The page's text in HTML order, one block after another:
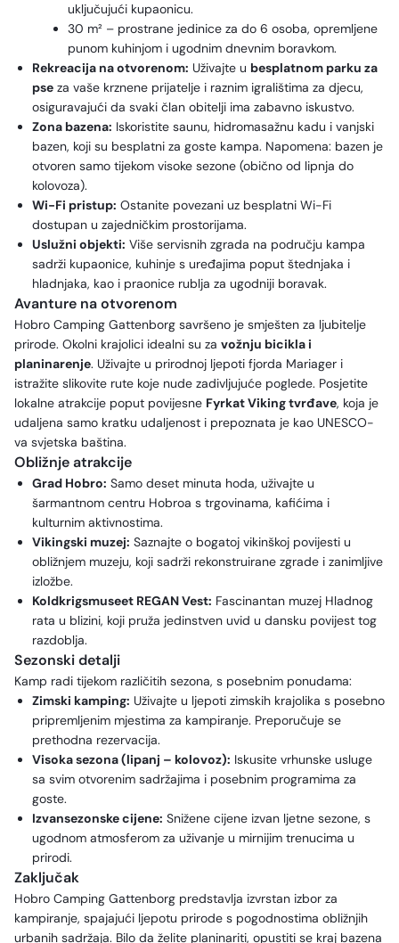
uključujući kupaonicu.
30 m² – prostrane jedinice za do 6 osoba, opremljene
punom kuhinjom i ugodnim dnevnim boravkom.
Rekreacija na otvorenom: Uživajte u besplatnom parku za
pse za vaše krznene prijatelje i raznim igralištima za djecu,
osiguravajući da svaki član obitelji ima zabavno iskustvo.
Zona bazena: Iskoristite saunu, hidromasažnu kadu i vanjski
bazen, koji su besplatni za goste kampa. Napomena: bazen je
otvoren samo tijekom visoke sezone (obično od lipnja do
kolovoza).
Wi-Fi pristup: Ostanite povezani uz besplatni Wi-Fi
dostupan u zajedničkim prostorijama.
Uslužni objekti: Više servisnih zgrada na području kampa
sadrži kupaonice, kuhinje s uređajima poput štednjaka i
hladnjaka, kao i praonice rublja za ugodniji boravak.
Avanture na otvorenom
Hobro Camping Gattenborg savršeno je smješten za ljubitelje
prirode. Okolni krajolici idealni su za vožnju bicikla i
planinarenje. Uživajte u prirodnoj ljepoti fjorda Mariager i
istražite slikovite rute koje nude zadivljujuće poglede. Posjetite
lokalne atrakcije poput povijesne Fyrkat Viking tvrđave, koja je
udaljena samo kratku udaljenost i prepoznata je kao UNESCO-
va svjetska baština.
Obližnje atrakcije
Grad Hobro: Samo deset minuta hoda, uživajte u
šarmantnom centru Hobroa s trgovinama, kafićima i
kulturnim aktivnostima.
Vikingski muzej: Saznajte o bogatoj vikinškoj povijesti u
obližnjem muzeju, koji sadrži rekonstruirane zgrade i zanimljive
izložbe.
Koldkrigsmuseet REGAN Vest: Fascinantan muzej Hladnog
rata u blizini, koji pruža jedinstven uvid u dansku povijest tog
razdoblja.
Sezonski detalji
Kamp radi tijekom različitih sezona, s posebnim ponudama:
Zimski kamping: Uživajte u ljepoti zimskih krajolika s posebno
pripremljenim mjestima za kampiranje. Preporučuje se
prethodna rezervacija.
Visoka sezona (lipanj – kolovoz): Iskusite vrhunske usluge
sa svim otvorenim sadržajima i posebnim programima za
goste.
Izvansezonske cijene: Snižene cijene izvan ljetne sezone, s
ugodnom atmosferom za uživanje u mirnijim trenucima u
prirodi.
Zaključak
Hobro Camping Gattenborg predstavlja izvrstan izbor za
kampiranje, spajajući ljepotu prirode s pogodnostima obližnjih
urbanih sadržaja. Bilo da želite planinariti, opustiti se kraj bazena